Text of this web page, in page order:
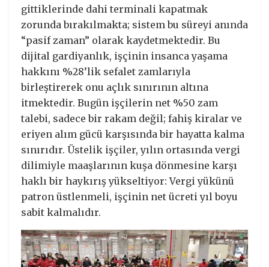
gittiklerinde dahi terminali kapatmak
zorunda bırakılmakta; sistem bu süreyi anında
“pasif zaman” olarak kaydetmektedir. Bu
dijital gardiyanlık, işçinin insanca yaşama
hakkını %28’lik sefalet zamlarıyla
birleştirerek onu açlık sınırının altına
itmektedir. Bugün işçilerin net %50 zam
talebi, sadece bir rakam değil; fahiş kiralar ve
eriyen alım gücü karşısında bir hayatta kalma
sınırıdır. Üstelik işçiler, yılın ortasında vergi
dilimiyle maaşlarının kuşa dönmesine karşı
haklı bir haykırış yükseltiyor: Vergi yükünü
patron üstlenmeli, işçinin net ücreti yıl boyu
sabit kalmalıdır.